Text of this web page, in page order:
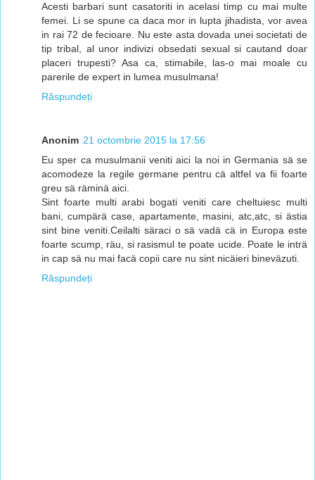
Acesti barbari sunt casatoriti in acelasi timp cu mai multe
femei. Li se spune ca daca mor in lupta jihadista, vor avea
in rai 72 de fecioare. Nu este asta dovada unei societati de
tip tribal, al unor indivizi obsedati sexual si cautand doar
placeri trupesti? Asa ca, stimabile, las-o mai moale cu
parerile de expert in lumea musulmana!
Răspundeți
Anonim 21 octombrie 2015 la 17:56
Eu sper ca musulmanii veniti aici la noi in Germania sä se
acomodeze la regile germane pentru cä altfel va fii foarte
greu sä räminä aici.
Sint foarte multi arabi bogati veniti care cheltuiesc multi
bani, cumpärä case, apartamente, masini, atc,atc, si ästia
sint bine veniti.Ceilalti säraci o sä vadä cä in Europa este
foarte scump, räu, si rasismul te poate ucide. Poate le inträ
in cap sä nu mai facä copii care nu sint nicäieri bineväzuti.
Răspundeți